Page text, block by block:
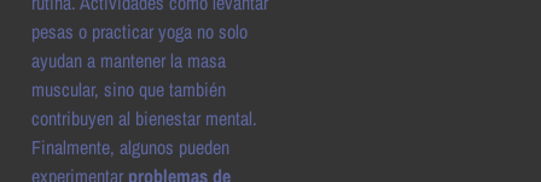
pesas o practicar yoga no solo
ayudan a mantener la masa
muscular, sino que también
contribuyen al bienestar mental.
Finalmente, algunos pueden
experimentarproblemas de